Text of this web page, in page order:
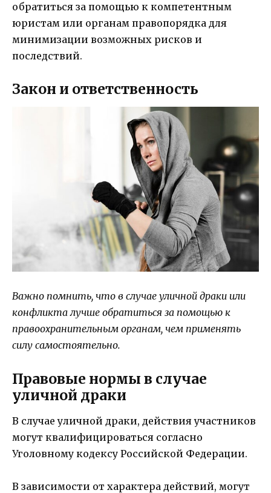
обратиться за помощью к компетентным
юристам или органам правопорядка для
минимизации возможных рисков и
последствий.
Закон и ответственность
Важно помнить, что в случае уличной драки или
конфликта лучше обратиться за помощью к
правоохранительным органам, чем применять
силу самостоятельно.
Правовые нормы в случае
уличной драки
В случае уличной драки, действия участников
могут квалифицироваться согласно
Уголовному кодексу Российской Федерации.
В зависимости от характера действий, могут